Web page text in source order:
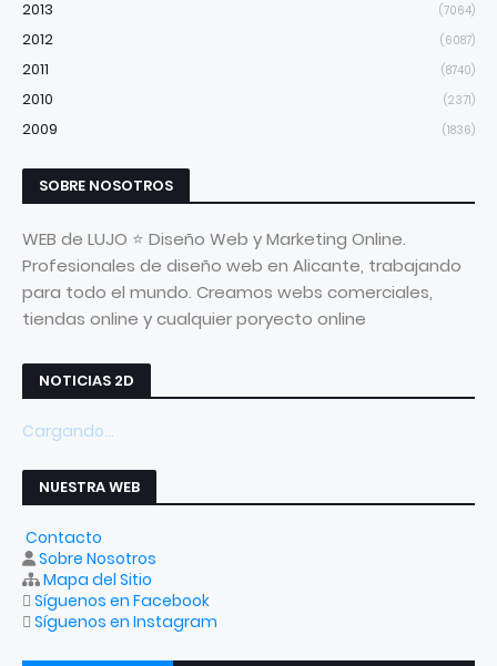
2013 (7064)
2012 (6087)
2011 (8740)
2010 (2371)
2009 (1836)
SOBRE NOSOTROS
WEB de LUJO ⭐ Diseño Web y Marketing Online.
Profesionales de diseño web en Alicante, trabajando
para todo el mundo. Creamos webs comerciales,
tiendas online y cualquier poryecto online
NOTICIAS 2D
Cargando...
NUESTRA WEB
Contacto
Sobre Nosotros
Mapa del Sitio
Síguenos en Facebook
Síguenos en Instagram